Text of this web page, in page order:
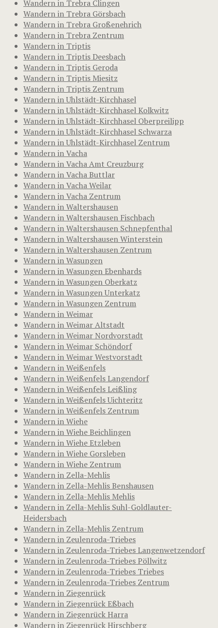
Wandern in Trebra Clingen
Wandern in Trebra Görsbach
Wandern in Trebra Großenehrich
Wandern in Trebra Zentrum
Wandern in Triptis
Wandern in Triptis Deesbach
Wandern in Triptis Geroda
Wandern in Triptis Miesitz
Wandern in Triptis Zentrum
Wandern in Uhlstädt-Kirchhasel
Wandern in Uhlstädt-Kirchhasel Kolkwitz
Wandern in Uhlstädt-Kirchhasel Oberpreilipp
Wandern in Uhlstädt-Kirchhasel Schwarza
Wandern in Uhlstädt-Kirchhasel Zentrum
Wandern in Vacha
Wandern in Vacha Amt Creuzburg
Wandern in Vacha Buttlar
Wandern in Vacha Weilar
Wandern in Vacha Zentrum
Wandern in Waltershausen
Wandern in Waltershausen Fischbach
Wandern in Waltershausen Schnepfenthal
Wandern in Waltershausen Winterstein
Wandern in Waltershausen Zentrum
Wandern in Wasungen
Wandern in Wasungen Ebenhards
Wandern in Wasungen Oberkatz
Wandern in Wasungen Unterkatz
Wandern in Wasungen Zentrum
Wandern in Weimar
Wandern in Weimar Altstadt
Wandern in Weimar Nordvorstadt
Wandern in Weimar Schöndorf
Wandern in Weimar Westvorstadt
Wandern in Weißenfels
Wandern in Weißenfels Langendorf
Wandern in Weißenfels Leißling
Wandern in Weißenfels Uichteritz
Wandern in Weißenfels Zentrum
Wandern in Wiehe
Wandern in Wiehe Beichlingen
Wandern in Wiehe Etzleben
Wandern in Wiehe Gorsleben
Wandern in Wiehe Zentrum
Wandern in Zella-Mehlis
Wandern in Zella-Mehlis Benshausen
Wandern in Zella-Mehlis Mehlis
Wandern in Zella-Mehlis Suhl-Goldlauter-
Heidersbach
Wandern in Zella-Mehlis Zentrum
Wandern in Zeulenroda-Triebes
Wandern in Zeulenroda-Triebes Langenwetzendorf
Wandern in Zeulenroda-Triebes Pöllwitz
Wandern in Zeulenroda-Triebes Triebes
Wandern in Zeulenroda-Triebes Zentrum
Wandern in Ziegenrück
Wandern in Ziegenrück Eßbach
Wandern in Ziegenrück Harra
Wandern in Ziegenrück Hirschberg